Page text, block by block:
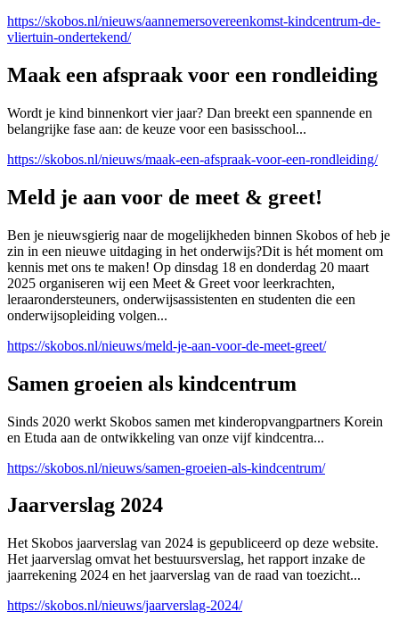
https://skobos.nl/nieuws/aannemersovereenkomst-kindcentrum-de-
vliertuin-ondertekend/
Maak een afspraak voor een rondleiding
Wordt je kind binnenkort vier jaar? Dan breekt een spannende en
belangrijke fase aan: de keuze voor een basisschool...
https://skobos.nl/nieuws/maak-een-afspraak-voor-een-rondleiding/
Meld je aan voor de meet & greet!
Ben je nieuwsgierig naar de mogelijkheden binnen Skobos of heb je
zin in een nieuwe uitdaging in het onderwijs?Dit is hét moment om
kennis met ons te maken! Op dinsdag 18 en donderdag 20 maart
2025 organiseren wij een Meet & Greet voor leerkrachten,
leraarondersteuners, onderwijsassistenten en studenten die een
onderwijsopleiding volgen...
https://skobos.nl/nieuws/meld-je-aan-voor-de-meet-greet/
Samen groeien als kindcentrum
Sinds 2020 werkt Skobos samen met kinderopvangpartners Korein
en Etuda aan de ontwikkeling van onze vijf kindcentra...
https://skobos.nl/nieuws/samen-groeien-als-kindcentrum/
Jaarverslag 2024
Het Skobos jaarverslag van 2024 is gepubliceerd op deze website.
Het jaarverslag omvat het bestuursverslag, het rapport inzake de
jaarrekening 2024 en het jaarverslag van de raad van toezicht...
https://skobos.nl/nieuws/jaarverslag-2024/